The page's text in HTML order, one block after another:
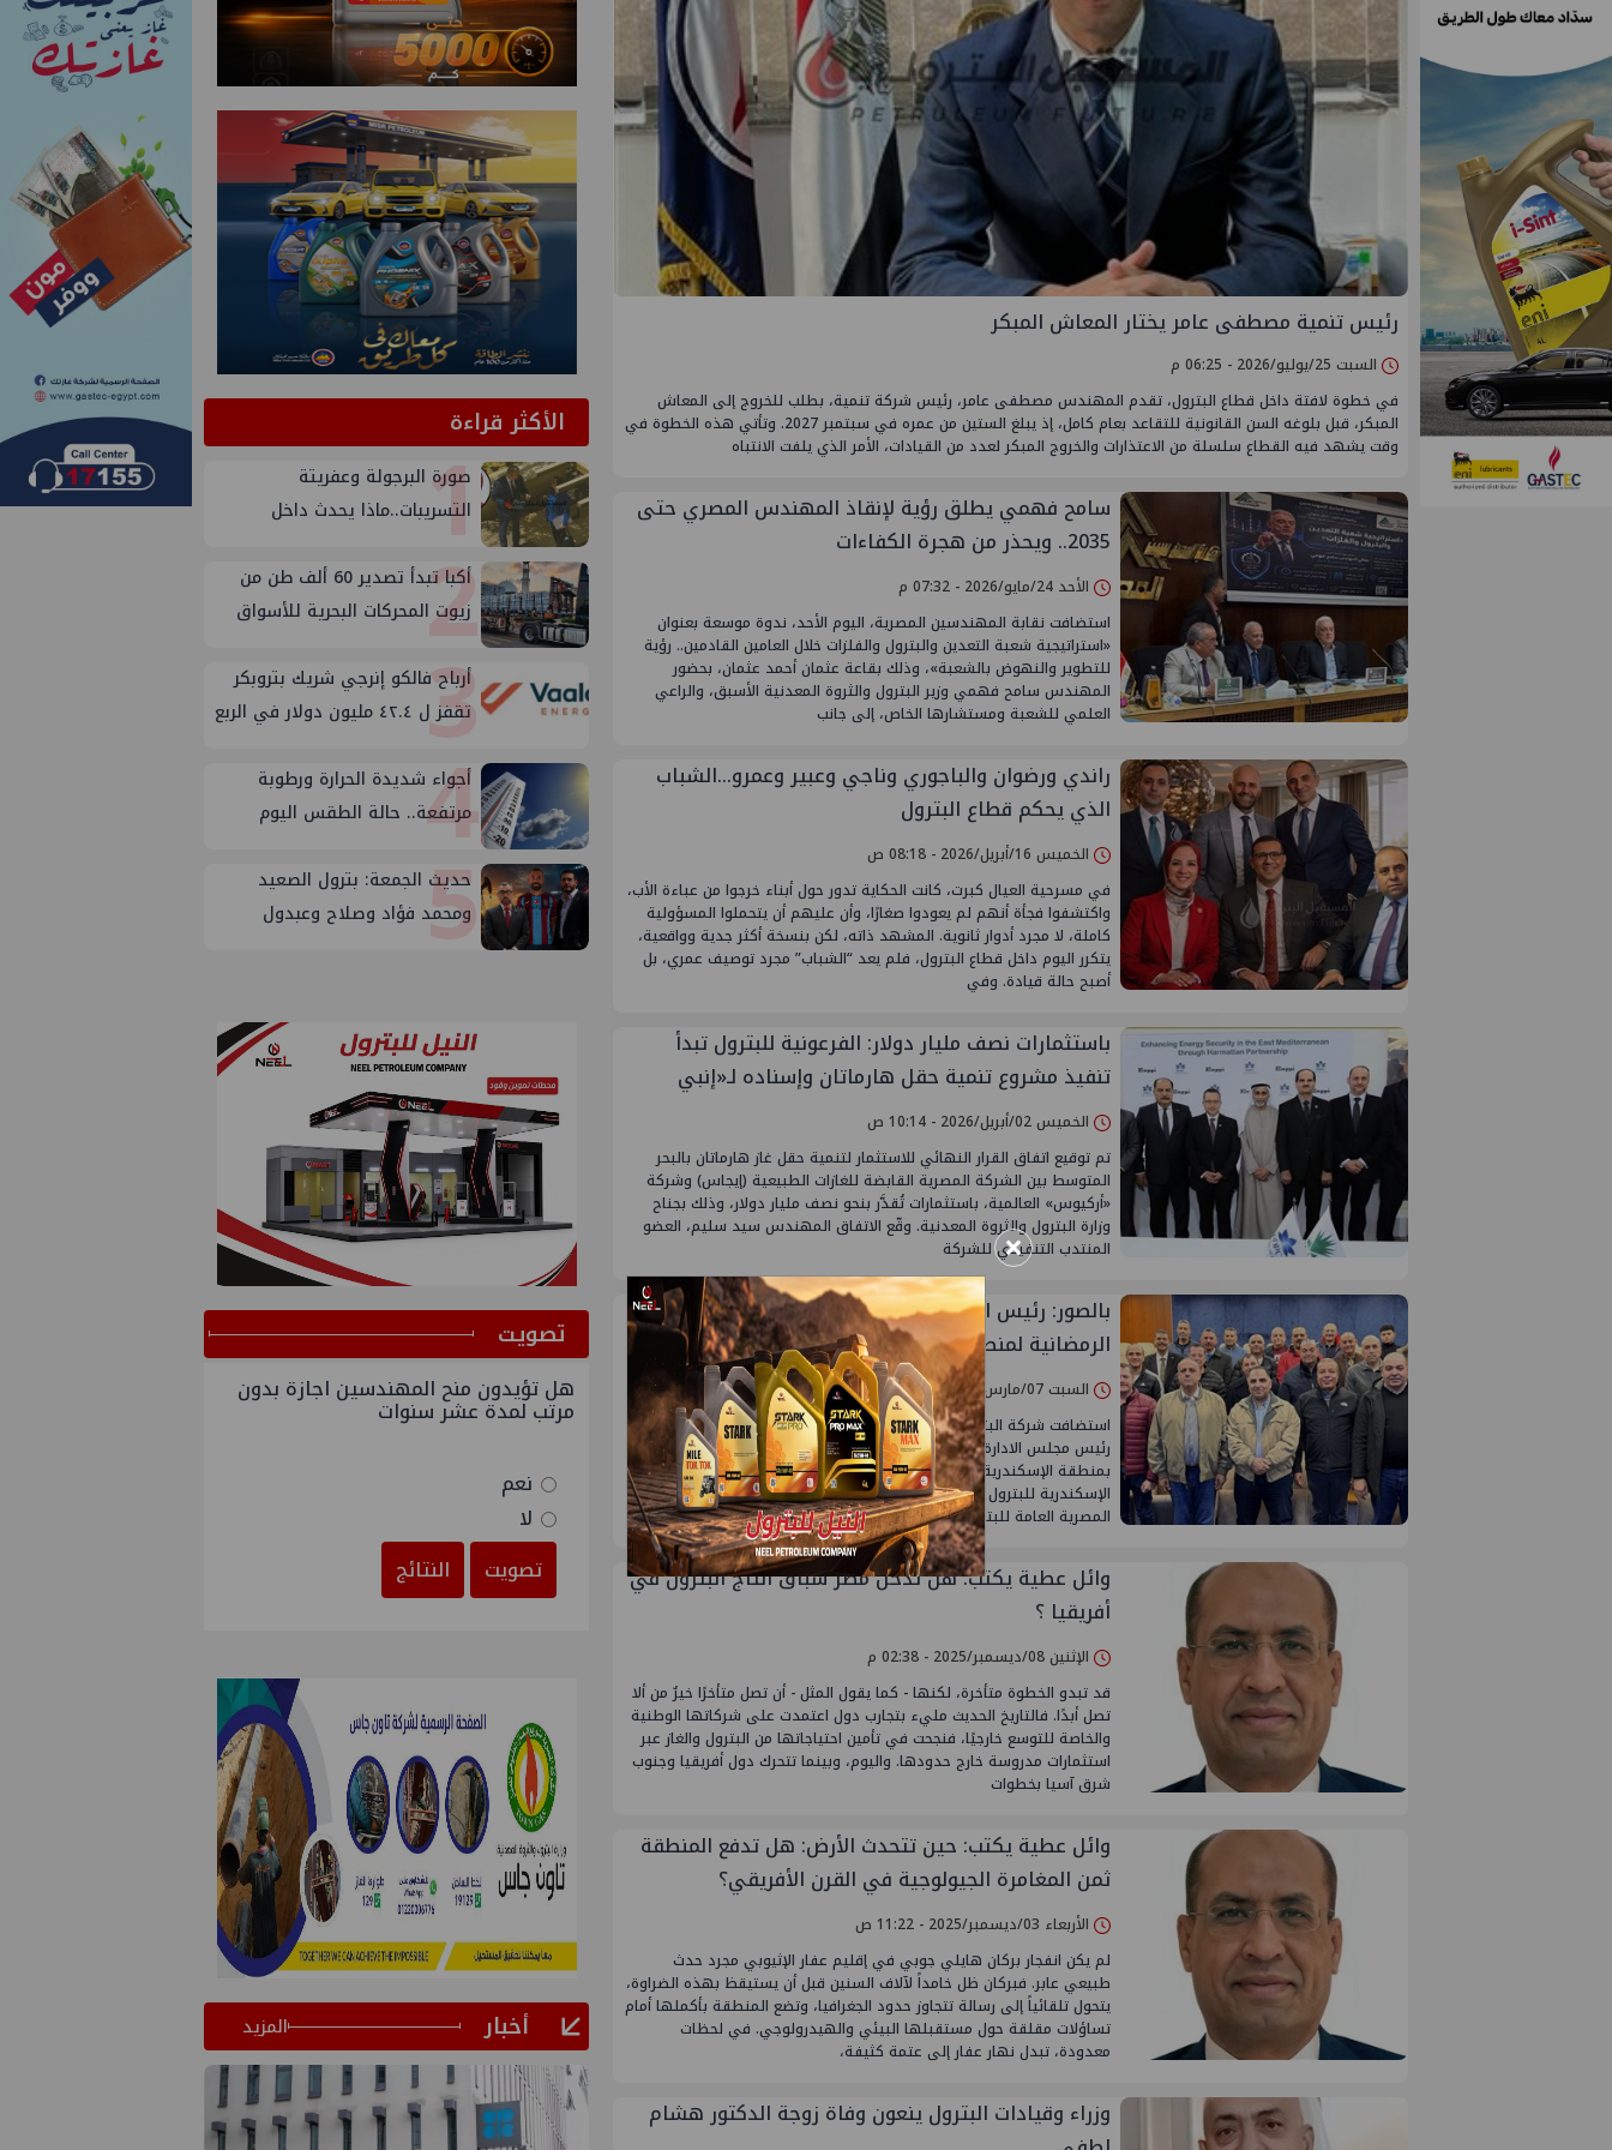
رئيس تنمية مصطفى عامر يختار المعاش المبكر
السبت 25/يوليو/2026 - 06:25 م
في خطوة لافتة داخل قطاع البترول، تقدم المهندس مصطفى عامر، رئيس شركة تنمية، بطلب للخروج إلى المعاش
المبكر، قبل بلوغه السن القانونية للتقاعد بعام كامل، إذ يبلغ الستين من عمره في سبتمبر 2027. وتأتي هذه الخطوة في
وقت يشهد فيه القطاع سلسلة من الاعتذارات والخروج المبكر لعدد من القيادات، الأمر الذي يلفت الانتباه
سامح فهمي يطلق رؤية لإنقاذ المهندس المصري حتى
2035.. ويحذر من هجرة الكفاءات
الأحد 24/مايو/2026 - 07:32 م
استضافت نقابة المهندسين المصرية، اليوم الأحد، ندوة موسعة بعنوان
«استراتيجية شعبة التعدين والبترول والفلزات خلال العامين القادمين.. رؤية
للتطوير والنهوض بالشعبة»، وذلك بقاعة عثمان أحمد عثمان، بحضور
المهندس سامح فهمي وزير البترول والثروة المعدنية الأسبق، والراعي
العلمي للشعبة ومستشارها الخاص، إلى جانب
راندي ورضوان والباجوري وناجي وعبير وعمرو...الشباب
الذي يحكم قطاع البترول
الخميس 16/أبريل/2026 - 08:18 ص
في مسرحية العيال كبرت، كانت الحكاية تدور حول أبناء خرجوا من عباءة الأب،
واكتشفوا فجأة أنهم لم يعودوا صغارًا، وأن عليهم أن يتحملوا المسؤولية
كاملة، لا مجرد أدوار ثانوية. المشهد ذاته، لكن بنسخة أكثر جدية وواقعية،
يتكرر اليوم داخل قطاع البترول، فلم يعد “الشباب” مجرد توصيف عمري، بل
أصبح حالة قيادة. وفي
باستثمارات نصف مليار دولار: الفرعونية للبترول تبدأ
تنفيذ مشروع تنمية حقل هارماتان وإسناده لـ«إنبي
الخميس 02/أبريل/2026 - 10:14 ص
تم توقيع اتفاق القرار النهائي للاستثمار لتنمية حقل غاز هارماتان بالبحر
المتوسط بين الشركة المصرية القابضة للغازات الطبيعية (إيجاس) وشركة
«أركيوس» العالمية، باستثمارات تُقدَّر بنحو نصف مليار دولار، وذلك بجناح
وزارة البترول والثروة المعدنية. وقّع الاتفاق المهندس سيد سليم، العضو
المنتدب التنفيذي للشركة
بالصور: رئيس الهيئة والقيادات في ختام الدورة
الرمضانية لمنطقة الاسكندرية
السبت 07/مارس/2026 - 01:01 ص
استضافت شركة البتروكيماويات المصرية برئاسة الكيميائي احمد موقع
رئيس مجلس الادارة أمس ختام فعاليات الدورة الرمضانية لقطاع البترول
بمنطقة الإسكندرية، والتي أُقيمت المباراة النهائية فيها بين فريقي
الإسكندرية للبترول والبتروكيماويات المصرية، وذلك تحت رعاية الهيئة
المصرية العامة للبترول ممثلة في لجنة النشاط
وائل عطية يكتب: هل تدخل مصر سباق انتاج البترول في
أفريقيا ؟
الإثنين 08/ديسمبر/2025 - 02:38 م
قد تبدو الخطوة متأخرة، لكنها - كما يقول المثل - أن تصل متأخرًا خيرٌ من ألا
تصل أبدًا. فالتاريخ الحديث مليء بتجارب دول اعتمدت على شركاتها الوطنية
والخاصة للتوسع خارجيًا، فنجحت في تأمين احتياجاتها من البترول والغاز عبر
استثمارات مدروسة خارج حدودها. واليوم، وبينما تتحرك دول أفريقيا وجنوب
شرق آسيا بخطوات
وائل عطية يكتب: حين تتحدث الأرض: هل تدفع المنطقة
ثمن المغامرة الجيولوجية في القرن الأفريقي؟
الأربعاء 03/ديسمبر/2025 - 11:22 ص
لم يكن انفجار بركان هايلي جوبي في إقليم عفار الإثيوبي مجرد حدث
طبيعي عابر. فبركان ظل خامداً لآلاف السنين قبل أن يستيقظ بهذه الضراوة،
يتحول تلقائياً إلى رسالة تتجاوز حدود الجغرافيا، وتضع المنطقة بأكملها أمام
تساؤلات مقلقة حول مستقبلها البيئي والهيدرولوجي. في لحظات
معدودة، تبدل نهار عفار إلى عتمة كثيفة،
وزراء وقيادات البترول ينعون وفاة زوجة الدكتور هشام
الأكثر قراءة
1
صورة البرجولة وعفريتة
التسريبات..ماذا يحدث داخل
2
أكبا تبدأ تصدير 60 ألف طن من
زيوت المحركات البحرية للأسواق
3
أرباح فالكو إنرجي شريك بتروبكر
تقفز ل ٤٢.٤ مليون دولار في الربع
4
أجواء شديدة الحرارة ورطوبة
مرتفعة.. حالة الطقس اليوم
5
حديث الجمعة: بترول الصعيد
ومحمد فؤاد وصلاح وعبدول
ﺗﺼﻮﻳﺖ
هل تؤيدون منح المهندسين اجازة بدون
مرتب لمدة عشر سنوات
نعم
لا
تصويت
النتائج
أخبار المزيد
×